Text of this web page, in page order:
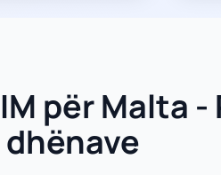
për Malta
dhënave